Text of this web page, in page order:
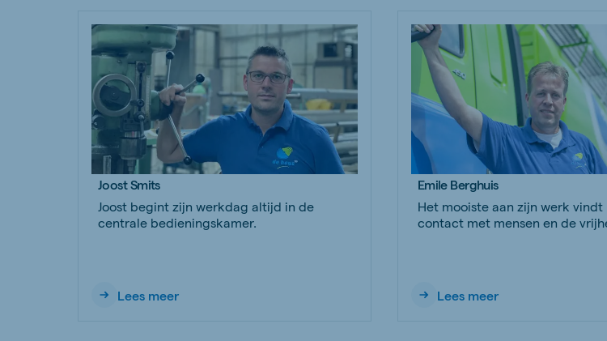
Joost Smits
Joost begint zijn werkdag altijd in de
centrale bedieningskamer.
Lees meer
Emile Berghuis
Het mooiste aan zijn werk vindt
contact met mensen en de
Lees meer